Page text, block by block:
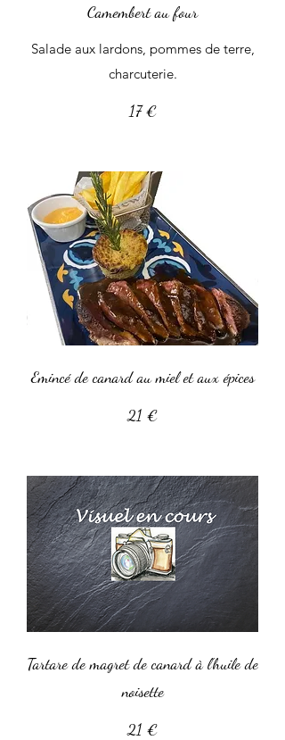
Camembert au four
Salade aux lardons, pommes de terre,
charcuterie.
17 €
Emincé de canard au miel et aux épices
21 €
Tartare de magret de canard à l'huile de
noisette
21 €